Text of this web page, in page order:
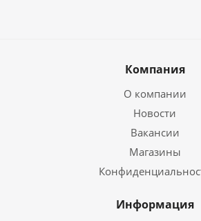
Компания
О компании
Новости
Вакансии
Магазины
Информация